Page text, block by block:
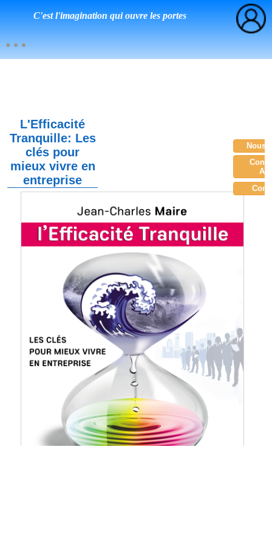
C'est l'imagination qui ouvre les portes
L'Efficacité
Tranquille: Les
clés pour
mieux vivre en
entreprise
Nous